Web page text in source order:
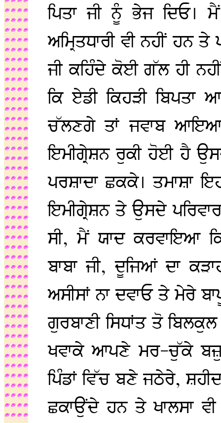
ਪਿਤਾ ਜੀ ਨੂੰ ਭੇਜ ਦਿਓ। ਮੈਂ
ਅਮ੍ਰਿਤਧਾਰੀ ਵੀ ਨਹੀਂ ਹਨ
ਜੀ ਕਹਿੰਦੇ ਕੋਈ ਗੱਲ ਹੀ
ਕਿ ਏਡੀ ਕਿਹੜੀ ਬਿਪਤਾ
ਚੱਲਣਗੇ ਤਾਂ ਜਵਾਬ ਆਇਆ
ਇਮੀਗ੍ਰੇਸ਼ਨ ਰੁਕੀ ਹੋਈ ਹੈ
ਪਰਸ਼ਾਦਾ ਛਕਕੇ। ਤਮਾਸ਼ਾ
ਇਮੀਗ੍ਰੇਸ਼ਨ ਤੇ ਉਸਦੇ
ਸੀ, ਮੈਂ ਯਾਦ ਕਰਵਾਇਆ
ਬਾਬਾ ਜੀ, ਦੂਜਿਆਂ ਦਾ
ਅਸੀਸਾਂ ਨਾ ਦਵਾਓ ਤੇ ਮੇਰੇ
ਗੁਰਬਾਣੀ ਸਿਧਾਂਤ ਤੋ
ਖਵਾਕੇ ਆਪਣੇ ਮਰ-ਚੁੱਕੇ
ਪਿੰਡਾਂ ਵਿੱਚ ਬਣੇ ਜਠੇਰੇ,
ਛਕਾਉਂਦੇ ਹਨ ਤੇ ਖਾਲਸਾ